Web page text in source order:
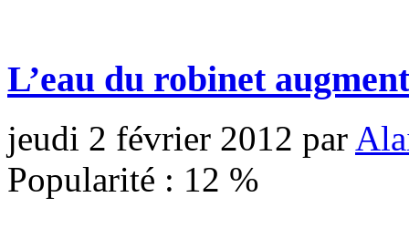
L’eau du robinet
jeudi 2 février 2012 par
Popularité : 12 %